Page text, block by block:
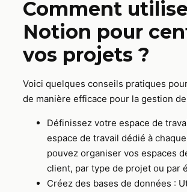
Comment
Notion pour
vos projets ?
Voici quelques conseils pratiques
de manière efficace pour la gestion
Définissez votre espace de
espace de travail dédié à
pouvez organiser vos espaces
client, par type de projet ou par
Créez des bases de données :